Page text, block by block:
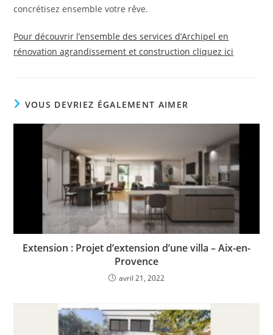
concrétisez ensemble votre rêve.
Pour découvrir l’ensemble des services d’Archipel en
rénovation agrandissement et construction cliquez ici
VOUS DEVRIEZ ÉGALEMENT AIMER
Extension : Projet d’extension d’une villa – Aix-en-
Provence
avril 21, 2022